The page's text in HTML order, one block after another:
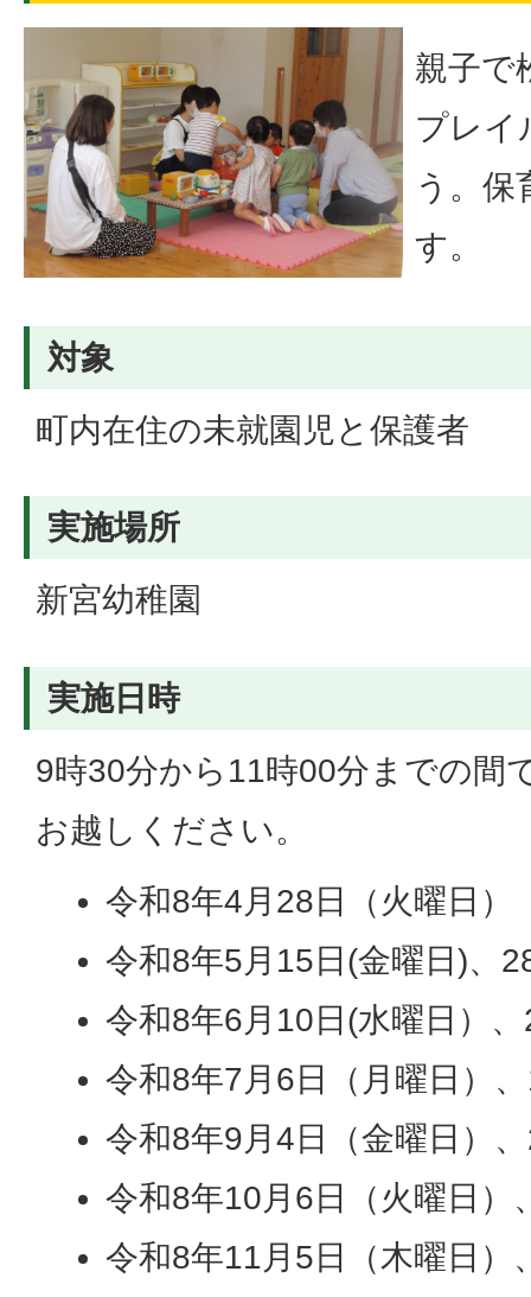
親子で
プレイ
う。保
す。
対象
町内在住の未就園児と保護者
実施場所
新宮幼稚園
実施日時
9時30分から11時00分までの間
お越しください。
令和8年4月28日（火曜日）
令和8年5月15日(金曜日)、
令和8年6月10日(水曜日）
令和8年7月6日（月曜日）
令和8年9月4日（金曜日）
令和8年10月6日（火曜日）
令和8年11月5日（木曜日）